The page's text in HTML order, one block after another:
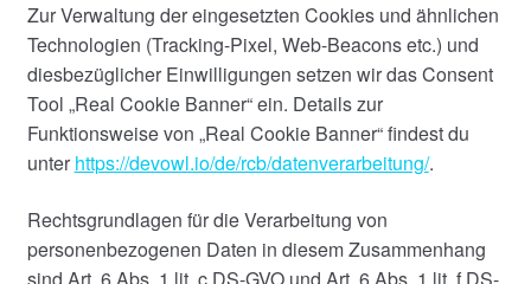
Zur Verwaltung der eingesetzten Cookies und ähnlichen
Technologien (Tracking-Pixel, Web-Beacons etc.) und
diesbezüglicher Einwilligungen setzen wir das Consent
Tool „Real Cookie Banner“ ein. Details zur
Funktionsweise von „Real Cookie Banner“ findest du
unter https://devowl.io/de/rcb/datenverarbeitung/.
Rechtsgrundlagen für die Verarbeitung von
personenbezogenen Daten in diesem Zusammenhang
sind Art. 6 Abs. 1 lit. c DS-GVO und Art. 6 Abs. 1 lit. f DS-